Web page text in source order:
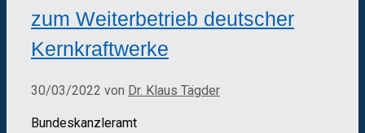
zum Weiterbetrieb deutscher
Kernkraftwerke
30/03/2022 von Dr. Klaus Tägder
Bundeskanzleramt